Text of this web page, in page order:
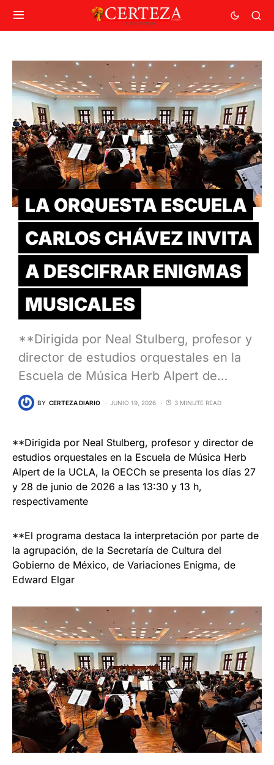
LA ORQUESTA ESCUELA
CARLOS CHÁVEZ INVITA
A DESCIFRAR ENIGMAS
MUSICALES
**Dirigida por Neal Stulberg, profesor y
director de estudios orquestales en la
Escuela de Música Herb Alpert de…
BY CERTEZA DIARIO JUNIO 19, 2026 3 MINUTE READ
**Dirigida por Neal Stulberg, profesor y director de
estudios orquestales en la Escuela de Música Herb
Alpert de la UCLA, la OECCh se presenta los días 27
y 28 de junio de 2026 a las 13:30 y 13 h,
respectivamente
**El programa destaca la interpretación por parte de
la agrupación, de la Secretaría de Cultura del
Gobierno de México, de Variaciones Enigma, de
Edward Elgar